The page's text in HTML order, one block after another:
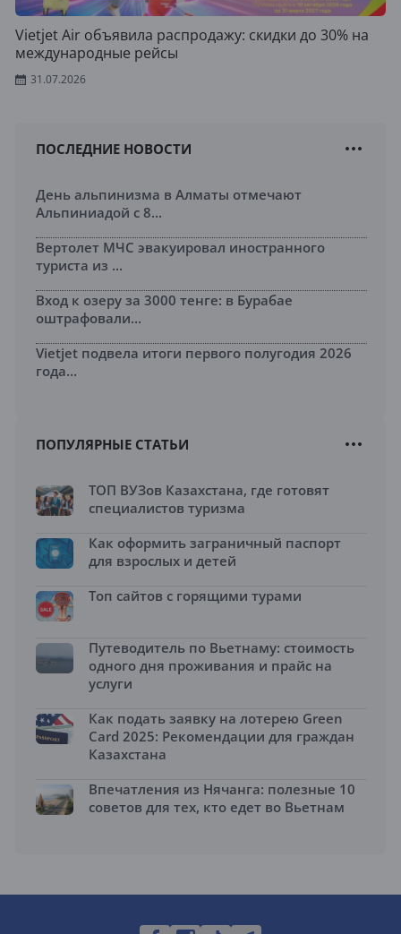
Vietjet Air объявила распродажу: скидки до 30% на
международные рейсы
31.07.2026
ПОСЛЕДНИЕ НОВОСТИ
День альпинизма в Алматы отмечают
Альпиниадой с 8...
Вертолет МЧС эвакуировал иностранного
туриста из ...
Вход к озеру за 3000 тенге: в Бурабае
оштрафовали...
Vietjet подвела итоги первого полугодия 2026
года...
ПОПУЛЯРНЫЕ СТАТЬИ
ТОП ВУЗов Казахстана, где готовят
специалистов туризма
Как оформить заграничный паспорт
для взрослых и детей
Топ сайтов с горящими турами
Путеводитель по Вьетнаму: стоимость
одного дня проживания и прайс на
услуги
Как подать заявку на лотерею Green
Card 2025: Рекомендации для граждан
Казахстана
Впечатления из Нячанга: полезные 10
советов для тех, кто едет во Вьетнам